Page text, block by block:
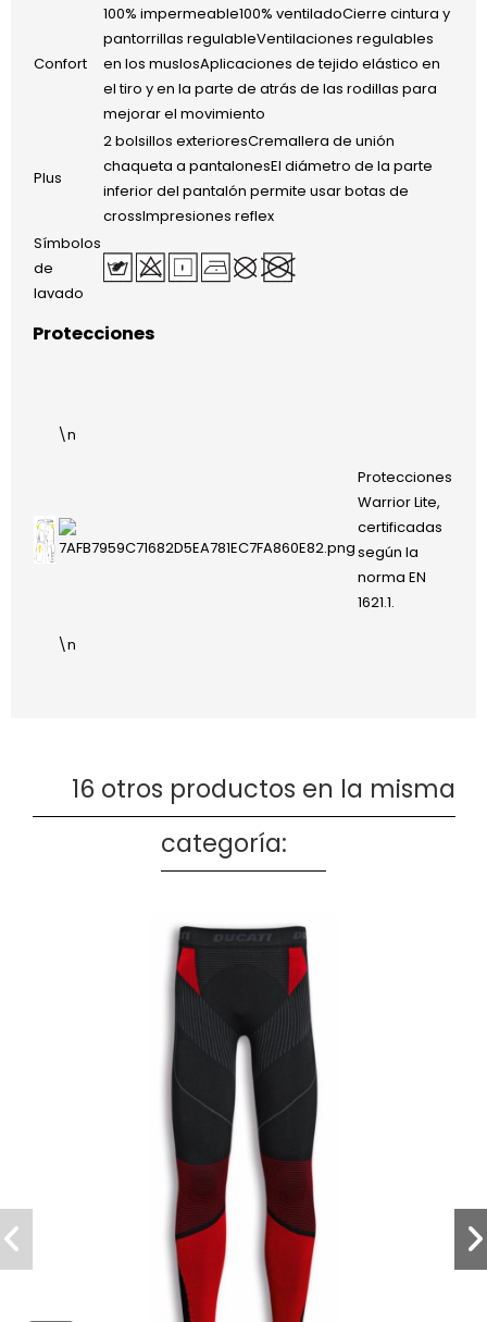
Confort
100% impermeable100% ventiladoCierre cintura y
pantorrillas regulableVentilaciones regulables
en los muslosAplicaciones de tejido elástico en
el tiro y en la parte de atrás de las rodillas para
mejorar el movimiento
Plus
2 bolsillos exterioresCremallera de unión
chaqueta a pantalonesEl diámetro de la parte
inferior del pantalón permite usar botas de
crossImpresiones reflex
Símbolos
de
lavado
Protecciones
\n
Protecciones
Warrior Lite,
certificadas
según la
norma EN
1621.1.
\n
16 otros productos en la misma
categoría: